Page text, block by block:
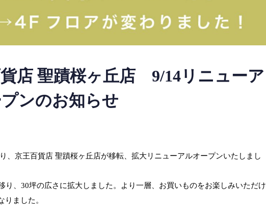
店 聖蹟桜ヶ丘店 9/14リニューア
ンのお知らせ
、京王百貨店 聖蹟桜ヶ丘店が移転、拡大リニューアルオープンいたしまし
り、30坪の広さに拡大しました。より一層、お買いものをお楽しみいただけ
りました。